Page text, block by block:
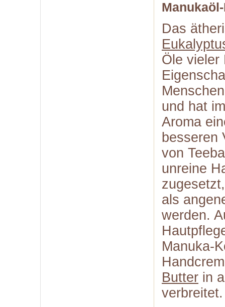
Das
Öle vieler
und hat
Aroma
besseren
von
unreine
als
werden.
Manuka-
Butter in
verbreitet.